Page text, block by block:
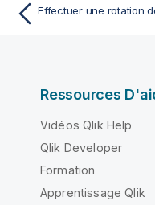
Ressources
Vidéos Qlik Help
Qlik Developer
Formation
Apprentissage Qlik